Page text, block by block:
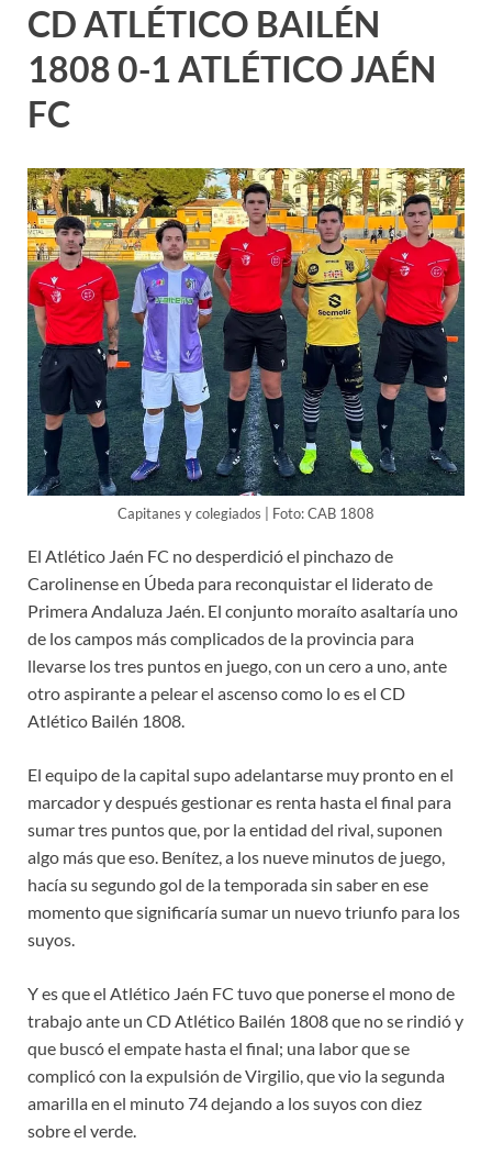
CD ATLÉTICO BAILÉN
1808 0-1 ATLÉTICO JAÉN
FC
Capitanes y colegiados | Foto: CAB 1808
El Atlético Jaén FC no desperdició el pinchazo de
Carolinense en Úbeda para reconquistar el liderato de
Primera Andaluza Jaén. El conjunto moraíto asaltaría uno
de los campos más complicados de la provincia para
llevarse los tres puntos en juego, con un cero a uno, ante
otro aspirante a pelear el ascenso como lo es el CD
Atlético Bailén 1808.
El equipo de la capital supo adelantarse muy pronto en el
marcador y después gestionar es renta hasta el final para
sumar tres puntos que, por la entidad del rival, suponen
algo más que eso. Benítez, a los nueve minutos de juego,
hacía su segundo gol de la temporada sin saber en ese
momento que significaría sumar un nuevo triunfo para los
suyos.
Y es que el Atlético Jaén FC tuvo que ponerse el mono de
trabajo ante un CD Atlético Bailén 1808 que no se rindió y
que buscó el empate hasta el final; una labor que se
complicó con la expulsión de Virgilio, que vio la segunda
amarilla en el minuto 74 dejando a los suyos con diez
sobre el verde.